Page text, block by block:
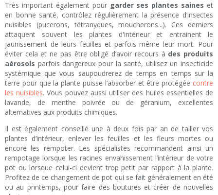
Très important également pour garder ses plantes saines et
en bonne santé, contrôlez régulièrement la présence d’insectes
nuisibles (pucerons, tétranyques, moucherons...). Ces derniers
attaquent souvent les plantes d'intérieur et entrainent le
jaunissement de leurs feuilles et parfois même leur mort. Pour
éviter cela et ne pas être obligé d’avoir recours à des produits
aérosols parfois dangereux pour la santé, utilisez un insecticide
systémique que vous saupoudrerez de temps en temps sur la
terre pour que la plante puisse l’absorber et être protégée contre
les nuisibles. Vous pouvez aussi utiliser des huiles essentielles de
lavande, de menthe poivrée ou de géranium, excellentes
alternatives aux produits chimiques.
Il est également conseillé une à deux fois par an de tailler vos
plantes d’intérieur, enlever les feuilles et les fleurs mortes ou
encore les rempoter. Les spécialistes recommandent ainsi un
rempotage lorsque les racines envahissement l’intérieur de votre
pot ou lorsque celui-ci devient trop petit par rapport à la plante.
Profitez de ce changement de pot qui se fait généralement en été
ou au printemps, pour faire des boutures et créer de nouvelles